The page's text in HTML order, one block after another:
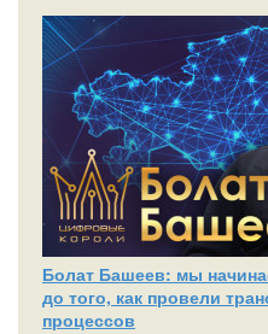
Болат Башеев: мы
до того, как провели
процессов